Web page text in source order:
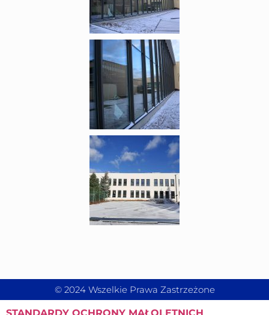
© 2024 Wszelkie Prawa Zastrzeżone